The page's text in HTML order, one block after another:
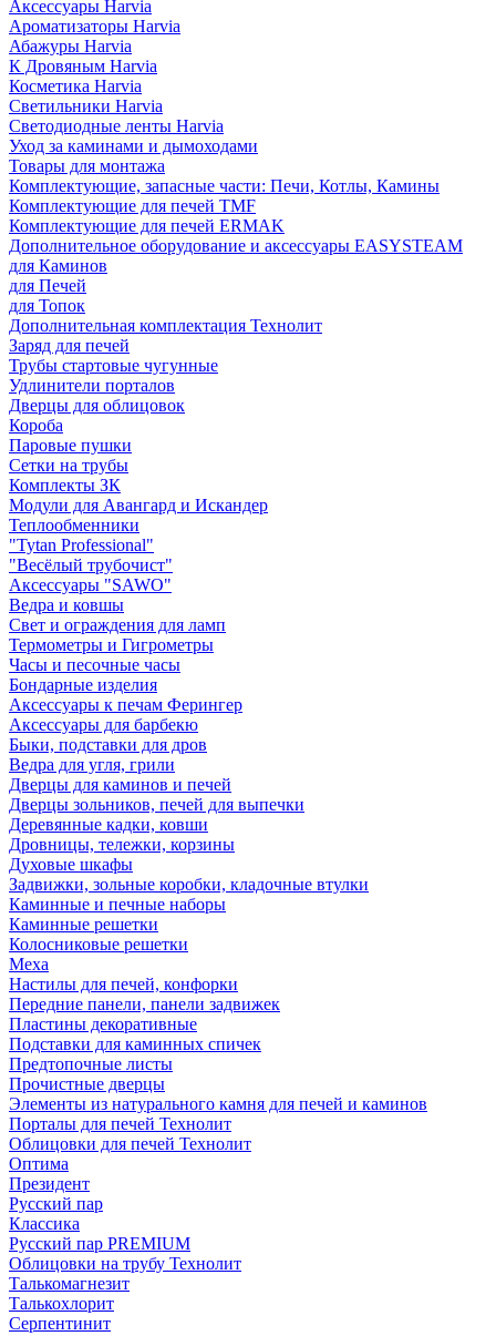
Аксессуары Harvia
Ароматизаторы Harvia
Абажуры Harvia
К Дровяным Harvia
Косметика Harvia
Светильники Harvia
Светодиодные ленты Harvia
Уход за каминами и дымоходами
Товары для монтажа
Комплектующие, запасные части: Печи, Котлы, Камины
Комплектующие для печей TMF
Комплектующие для печей ERMAK
Дополнительное оборудование и аксессуары EASYSTEAM
для Каминов
для Печей
для Топок
Дополнительная комплектация Технолит
Заряд для печей
Трубы стартовые чугунные
Удлинители порталов
Дверцы для облицовок
Короба
Паровые пушки
Сетки на трубы
Комплекты ЗК
Модули для Авангард и Искандер
Теплообменники
"Tytan Professional"
"Весёлый трубочист"
Аксессуары "SAWO"
Ведра и ковшы
Свет и ограждения для ламп
Термометры и Гигрометры
Часы и песочные часы
Бондарные изделия
Аксессуары к печам Ферингер
Аксессуары для барбекю
Быки, подставки для дров
Ведра для угля, грили
Дверцы для каминов и печей
Дверцы зольников, печей для выпечки
Деревянные кадки, ковши
Дровницы, тележки, корзины
Духовые шкафы
Задвижки, зольные коробки, кладочные втулки
Каминные и печные наборы
Каминные решетки
Колосниковые решетки
Меха
Настилы для печей, конфорки
Передние панели, панели задвижек
Пластины декоративные
Подставки для каминных спичек
Предтопочные листы
Прочистные дверцы
Элементы из натурального камня для печей и каминов
Порталы для печей Технолит
Облицовки для печей Технолит
Оптима
Президент
Русский пар
Классика
Русский пар PREMIUM
Облицовки на трубу Технолит
Талькомагнезит
Талькохлорит
Серпентинит